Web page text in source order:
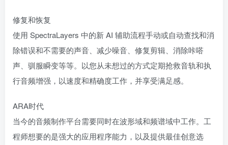
修复和恢复
使用 SpectraLayers 中的新 AI 辅助流程手动或自动查找和消
除错误和不需要的声音、减少噪音、修复剪辑、消除咔嗒
声、驯服瞬变等等。以您从未想过的方式定期抢救音轨和执
行音频增强，以速度和精确度工作，并享受满足感。
ARA时代
当今的音频制作平台需要同时在波形域和频谱域中工作。工
程师想要的是强大的应用程序能力，以及提供最佳创意选